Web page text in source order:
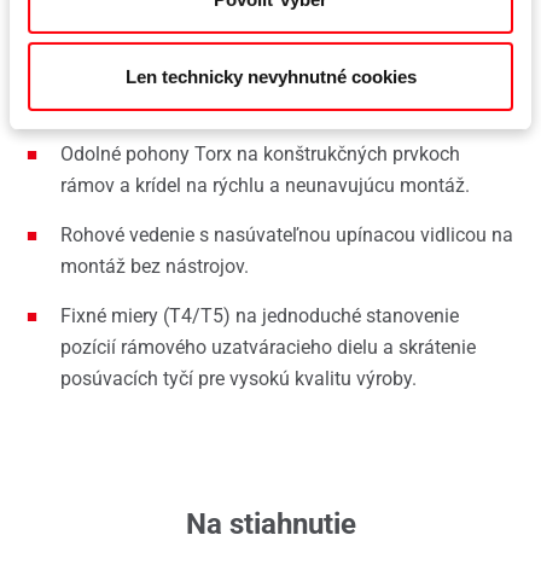
Len technicky nevyhnutné cookies
Ak okrem tých najvyšších požiadaviek na bezpečnosť,
komfort ovládania a bezpečnosť záleží aj na mimoriadne
časovo úspornom spracovaní, Roto AL je dokonalým
Odolné pohony Torx na konštrukčných prvkoch
rámov a krídel na rýchlu a neunavujúcu montáž.
Rohové vedenie s nasúvateľnou upínacou vidlicou na
montáž bez nástrojov.
Fixné miery (T4/T5) na jednoduché stanovenie
pozícií rámového uzatváracieho dielu a skrátenie
posúvacích tyčí pre vysokú kvalitu výroby.
Na stiahnutie